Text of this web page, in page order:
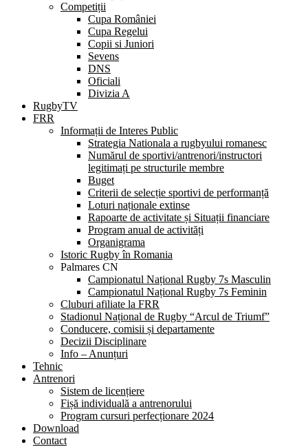
Competiții
Cupa României
Cupa Regelui
Copii si Juniori
Sevens
DNS
Oficiali
Divizia A
RugbyTV
FRR
Informații de Interes Public
Strategia Nationala a rugbyului romanesc
Numărul de sportivi/antrenori/instructori
legitimați pe structurile membre
Buget
Criterii de selecție sportivi de performanță
Loturi naționale extinse
Rapoarte de activitate și Situații financiare
Program anual de activități
Organigrama
Istoric Rugby în Romania
Palmares CN
Campionatul Național Rugby 7s Masculin
Campionatul Național Rugby 7s Feminin
Cluburi afiliate la FRR
Stadionul Național de Rugby “Arcul de Triumf”
Conducere, comisii și departamente
Decizii Disciplinare
Info – Anunțuri
Tehnic
Antrenori
Sistem de licențiere
Fișă individuală a antrenorului
Program cursuri perfecționare 2024
Download
Contact